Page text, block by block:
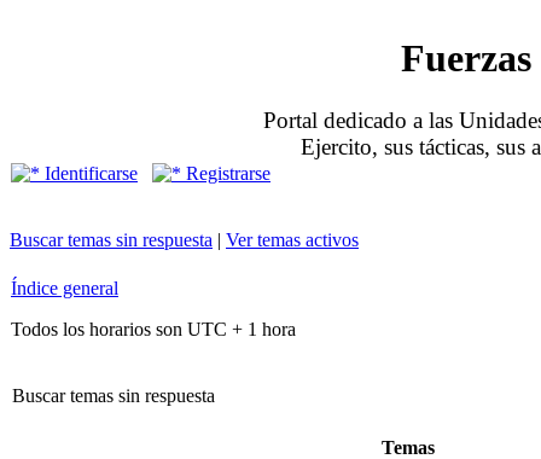
Portal dedicado a las
Ejercito, sus tácticas, sus
Identificarse Registrarse
Buscar temas sin respuesta | Ver temas activos
Índice general
Todos los horarios son UTC + 1 hora
Buscar temas sin respuesta
Temas